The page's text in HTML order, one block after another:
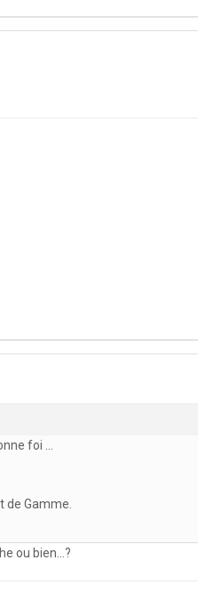
foi ...
de Gamme.
ou bien...?